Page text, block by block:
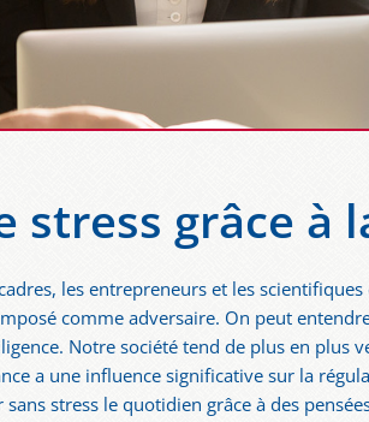
stress grâce à
les entrepreneurs et les
comme adversaire. On peut
Notre société tend de plus en plus
a une influence significative sur la
stress le quotidien grâce à des